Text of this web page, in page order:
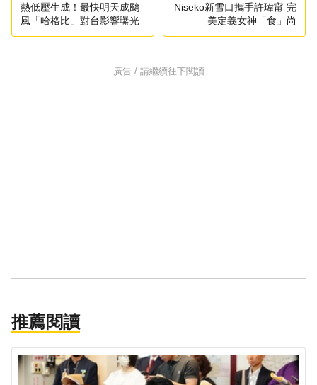
熱低壓生成！最快明天成颱
風「哈格比」對台影響曝光
Niseko新雪口攜手許瑋甯 完
美定義女神「食」尚
廣告 / 請繼續往下閱讀
推薦閱讀